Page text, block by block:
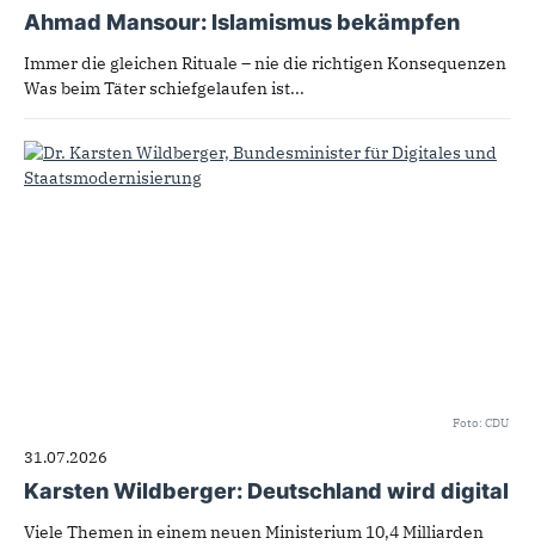
Ahmad Mansour: Islamismus bekämpfen
Immer die gleichen Rituale – nie die richtigen Konsequenzen
Was beim Täter schiefgelaufen ist...
Foto: CDU
31.07.2026
Karsten Wildberger: Deutschland wird digital
Viele Themen in einem neuen Ministerium 10,4 Milliarden